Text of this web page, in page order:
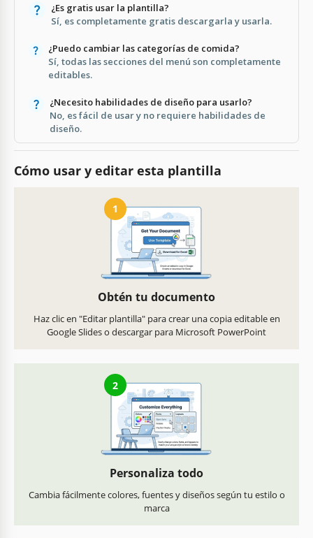
¿Es gratis usar la plantilla?
Sí, es completamente gratis descargarla y usarla.
¿Puedo cambiar las categorías de comida?
Sí, todas las secciones del menú son completamente
editables.
¿Necesito habilidades de diseño para usarlo?
No, es fácil de usar y no requiere habilidades de
diseño.
Cómo usar y editar esta plantilla
1
Obtén tu documento
Haz clic en "Editar plantilla" para crear una copia editable en
Google Slides o descargar para Microsoft PowerPoint
2
Personaliza todo
Cambia fácilmente colores, fuentes y diseños según tu estilo o
marca